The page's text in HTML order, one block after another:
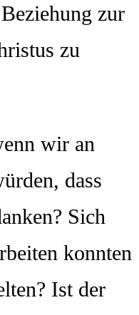
zur
zu
wir an
dass
Sich
konnten
Ist der